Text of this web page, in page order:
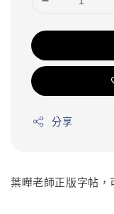
分享
葉曄老師正版字帖，